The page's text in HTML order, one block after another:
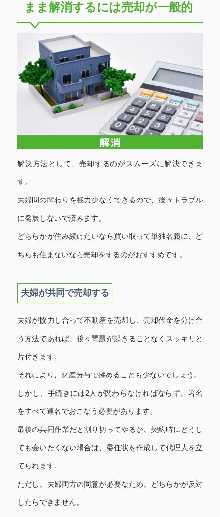
まま解消するには売却が一般的
解決方法として、売却するのがスムーズに解決できま
す。
夫婦間の関わりを極力少なくできるので、後々トラブル
に発展しないで済みます。
どちらかが住み続けたいなら買い取って単独名義に、ど
ちらも住まないなら売却をするのがおすすめです。
夫婦が共同で売却する
夫婦が協力し合って不動産を売却し、売却代金を分け合
う方法であれば、後々問題が起きることなくスッキリと
片付きます。
それにより、財産分与で揉めることも少ないでしょう。
しかし、手続きには2人が関わらなければならず、署名
をすべて連名でおこなう必要があります。
最後の共同作業だと割り切ってやるか、契約時にどうし
ても会いたくない場合は、委任状を作成して代理人を立
てられます。
ただし、夫婦両方の同意が必要なため、どちらかが反対
したらできません。